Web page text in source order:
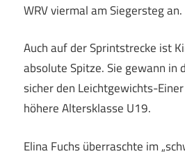
WRV viermal am Siegersteg an.
Auch auf der Sprintstrecke ist
absolute Spitze. Sie gewann in
sicher den Leichtgewichts-
höhere Altersklasse U19.
Elina Fuchs überraschte im